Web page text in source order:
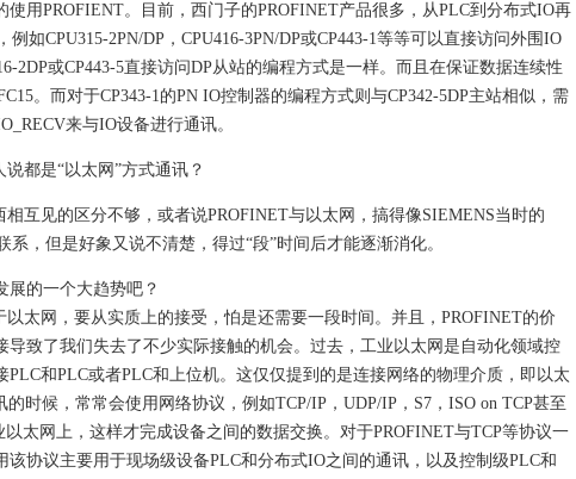
用PROFIENT。目前，西门子的PROFINET产品很多，从PLC到分布式IO再
如CPU315-2PN/DP，CPU416-3PN/DP或CP443-1等等可以直接访问外围IO
2DP或CP443-5直接访问DP从站的编程方式是一样。而且在保证数据连续性
。而对于CP343-1的PN IO控制器的编程方式则与CP342-5DP主站相似，需
来与IO设备进行通讯。
都是“以太网”方式通讯？
互见的区分不够，或者说PROFINET与以太网，搞得像SIEMENS当时的
系，但是好象又说不清楚，得过“段”时间后才能逐渐消化。
展的一个大趋势吧？
太网，要从实质上的接受，怕是还需要一段时间。并且，PROFINET的价
导致了我们失去了不少实际接触的机会。过去，工业以太网是自动化领域控
和PLC或者PLC和上位机。这仅仅提到的是连接网络的物理介质，即以太
的时候，常常会使用网络协议，例如TCP/IP，UDP/IP，S7，ISO on TCP甚至
太网上，这样才完成设备之间的数据交换。对于PROFINET与TCP等协议一
协议主要用于现场级设备PLC和分布式IO之间的通讯，以及控制级PLC和